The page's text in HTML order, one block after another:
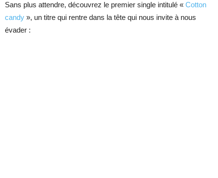
Sans plus attendre, découvrez le premier single intitulé « Cotton
candy », un titre qui rentre dans la tête qui nous invite à nous
évader :